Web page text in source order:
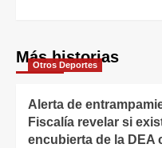
Más historias
Otros Deportes
Alerta de
Fiscalía revelar si
encubierta de la DEA